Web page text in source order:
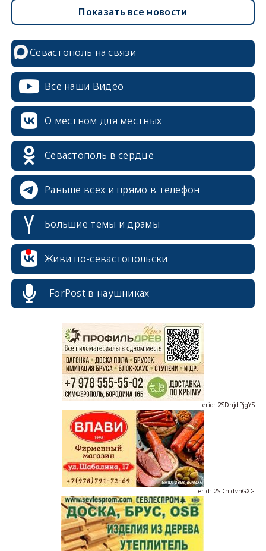
Показать все новости
Севастополь на связи
Все наши Видео
О местном для местных
Севастополь в сердце
Раньше всех и прямо в телефон
Большие темы и драмы
Живи по-севастопольски
ForPost в наушниках
erid: 2SDnjdPjgYS
erid: 2SDnjdvhGXG